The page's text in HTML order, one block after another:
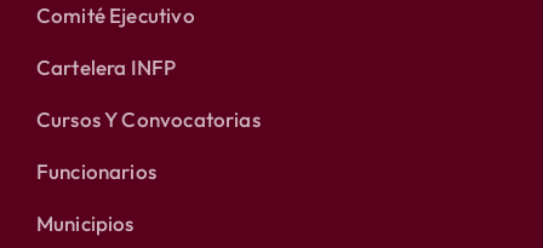
Comité Ejecutivo
Cartelera INFP
Cursos Y Convocatorias
Funcionarios
Municipios